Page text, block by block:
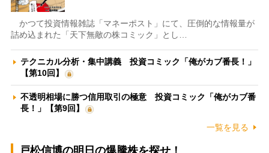
かつて投資情報雑誌「マネーポスト」にて、圧倒的な情報量が
詰め込まれた「天下無敵の株コミック」とし…
テクニカル分析・集中講義 投資コミック「俺がカブ番長！」
【第10回】
不透明相場に勝つ信用取引の極意 投資コミック「俺がカブ番
長！」【第9回】
一覧を見る
戸松信博の明日の爆騰株を探せ！